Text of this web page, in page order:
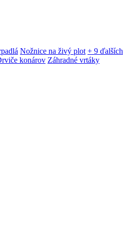
Nožnice na živý plot + 9 ďalších
konárov Záhradné vrtáky